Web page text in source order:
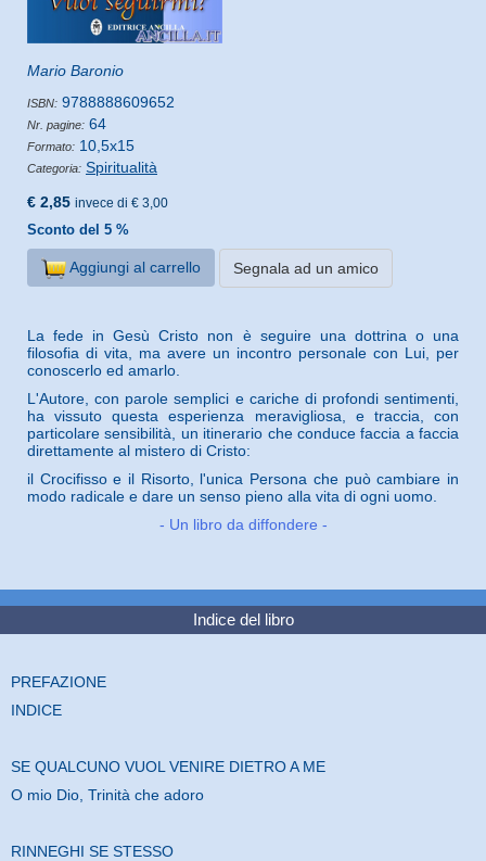
Mario Baronio
ISBN: 9788888609652
Nr. pagine: 64
Formato: 10,5x15
Categoria: Spiritualità
€ 2,85 invece di € 3,00
Sconto del 5 %
Aggiungi al carrello Segnala ad un amico
La fede in Gesù Cristo non è seguire una dottrina o una
filosofia di vita, ma avere un incontro personale con Lui, per
conoscerlo ed amarlo.
L'Autore, con parole semplici e cariche di profondi sentimenti,
ha vissuto questa esperienza meravigliosa, e traccia, con
particolare sensibilità, un itinerario che conduce faccia a faccia
direttamente al mistero di Cristo:
il Crocifisso e il Risorto, l'unica Persona che può cambiare in
modo radicale e dare un senso pieno alla vita di ogni uomo.
- Un libro da diffondere -
Indice del libro
PREFAZIONE
INDICE
SE QUALCUNO VUOL VENIRE DIETRO A ME
O mio Dio, Trinità che adoro
RINNEGHI SE STESSO